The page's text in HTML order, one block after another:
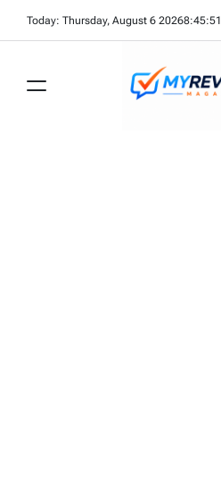
Today: Thursday, August 6 20268:45:51